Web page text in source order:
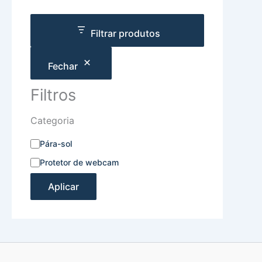
Filtrar produtos
Fechar
Filtros
Categoria
Pára-sol
Protetor de webcam
Aplicar